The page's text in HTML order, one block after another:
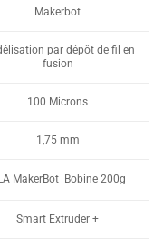
Makerbot
par dépôt de fil en
fusion
100 Microns
1,75 mm
MakerBot Bobine 200g
Smart Extruder +